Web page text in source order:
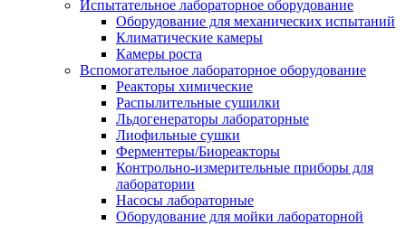
Испытательное лабораторное оборудование
Оборудование для механических испытаний
Климатические камеры
Камеры роста
Вспомогательное лабораторное оборудование
Реакторы химические
Распылительные сушилки
Льдогенераторы лабораторные
Лиофильные сушки
Ферментеры/Биореакторы
Контрольно-измерительные приборы для
лаборатории
Насосы лабораторные
Оборудование для мойки лабораторной